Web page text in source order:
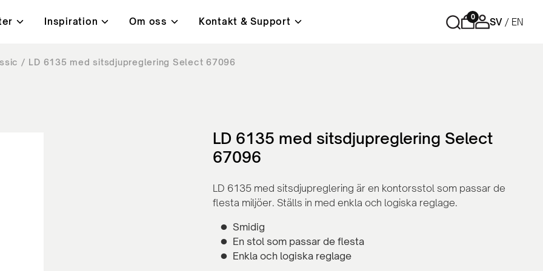
Bord
Café- och lunchrumsbord
Skåp med skjutdörrar
Personlig förvaring
Tillbehör och reservdelar
Inspiration
Kundcase
Om oss
kvalitet & miljö Lanab 24H - Alltid på lager
Kontakt & Support
Kontakt
0 SV EN
LD 6135 med sitsdjupreglering Select 67096
LD 6135 med sitsdjupreglering Select
67096
LD 6135 med sitsdjupreglering är en kontorsstol som passar de
flesta miljöer. Ställs in med enkla och logiska reglage.
Smidig
En stol som passar de flesta
Enkla och logiska reglage